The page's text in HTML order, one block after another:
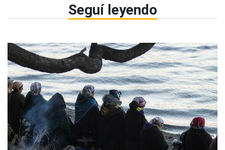
Seguí leyendo